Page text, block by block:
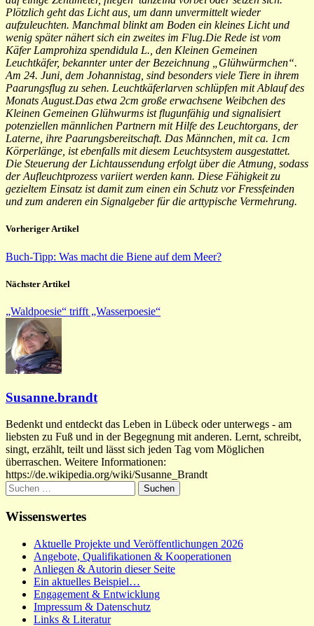
Plötzlich geht das Licht aus, um dann unvermittelt wieder
aufzuleuchten. Manchmal blinkt am Boden ein kleines Licht und
wenig später nähert sich ein zweites im Flug.Die Rede ist vom
Käfer Lamprohiza spendidula L., den Kleinen Gemeinen
Leuchtkäfer, bekannter unter der Bezeichnung „Glühwürmchen“.
Am 24. Juni, dem Johannistag, sind besonders viele Tiere in ihrem
Paarungsflug zu sehen. Leuchtkäferlarven schlüpfen mit Ablauf des
Monats August.Das etwa 2cm große erwachsene Weibchen des
Kleinen Gemeinen Glühwurms ist flugunfähig und signalisiert
potenziellen männlichen Partnern mit Hilfe des Leuchtorgans, der
Laterne, ihre Paarungsbereitschaft. Das Männchen, mit ca. 1cm
Körperlänge, ist ebenfalls mit diesem Leuchtsystem ausgestattet.
Die Steuerung der Lichtaussendung erfolgt über die Atmung, sodass
der Aufleuchtprozess variiert werden kann. Diese Fähigkeit zu
gezieltem Einsatz ist damit zum einen ein Schutz vor Fressfeinden
und zum anderen ein Signalgeber für die arttypische Vermehrung.
Vorheriger Artikel
Buch-Tipp: Was macht die Biene auf dem Meer?
Nächster Artikel
„Waldpoesie“ trifft „Wasserpoesie“
Susanne.brandt
Bedenkt und entdeckt das Leben in Lübeck oder unterwegs - am
liebsten zu Fuß und in der Begegnung mit anderen. Lernt, schreibt,
singt, erzählt, teilt und lässt sich jeden Tag vom Möglichen
überraschen. Weitere Informationen:
https://de.wikipedia.org/wiki/Susanne_Brandt
Suchen
nach:
Wissenswertes
Aktuelle Projekte und Veröffentlichungen 2026
Angebote, Qualifikationen & Kooperationen
Anliegen & Autorin dieser Seite
Ein aktuelles Beispiel…
Engagement & Entwicklung
Impressum & Datenschutz
Links & Literatur